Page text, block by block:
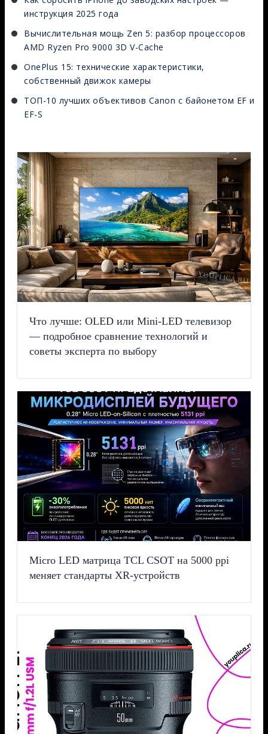
инструкция 2025 года
Вычислительная мощь Zen 5: разбор процессоров
AMD Ryzen Pro 9000 3D V-Cache
OnePlus 15: технические характеристики,
собственный движок камеры
ТОП-10 лучших объективов Canon с байонетом EF и
EF-S
Что лучше: OLED или Mini-LED телевизор
— подробное сравнение технологий и
советы эксперта по выбору
Micro LED матрица TCL CSOT на 5000 ppi
меняет стандарты XR-устройств